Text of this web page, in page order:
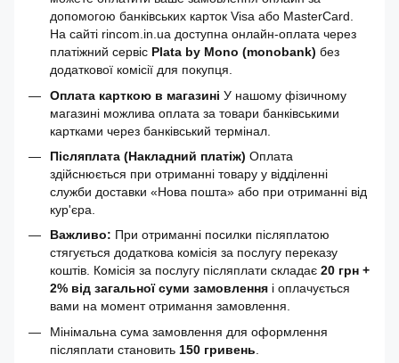
допомогою банківських карток Visa або MasterCard.
На сайті rincom.in.ua доступна онлайн-оплата через
платіжний сервіс Plata by Mono (monobank) без
додаткової комісії для покупця.
Оплата карткою в магазині У нашому фізичному
магазині можлива оплата за товари банківськими
картками через банківський термінал.
Післяплата (Накладний платіж) Оплата
здійснюється при отриманні товару у відділенні
служби доставки «Нова пошта» або при отриманні від
кур'єра.
Важливо: При отриманні посилки післяплатою
стягується додаткова комісія за послугу переказу
коштів. Комісія за послугу післяплати складає 20 грн +
2% від загальної суми замовлення і оплачується
вами на момент отримання замовлення.
Мінімальна сума замовлення для оформлення
післяплати становить 150 гривень